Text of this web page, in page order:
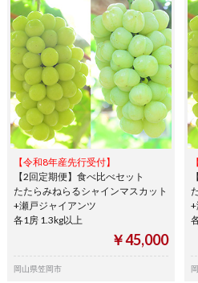
【令和8年産先行受付】
【2回定期便】食べ比べセット
たたらみねらるシャインマスカット
+瀬戸ジャイアンツ
各1房 1.3kg以上
￥45,000
岡山県笠岡市